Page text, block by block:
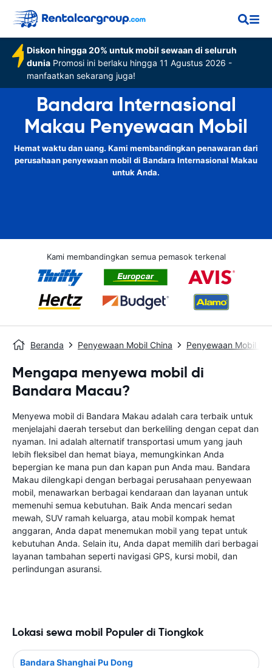
Diskon hingga 20% untuk mobil sewaan di seluruh
dunia Promosi ini berlaku hingga 11 Agustus 2026 -
manfaatkan sekarang juga!
Bandara Internasional
Makau Penyewaan Mobil
Hemat waktu dan uang. Kami membandingkan penawaran dari
perusahaan penyewaan mobil di Bandara Internasional Makau
untuk Anda.
Kami membandingkan semua pemasok terkenal
Beranda Penyewaan Mobil China Penyewaan Mobil
Mengapa menyewa mobil di
Bandara Macau?
Menyewa mobil di Bandara Makau adalah cara terbaik untuk
menjelajahi daerah tersebut dan berkeliling dengan cepat dan
nyaman. Ini adalah alternatif transportasi umum yang jauh
lebih fleksibel dan hemat biaya, memungkinkan Anda
bepergian ke mana pun dan kapan pun Anda mau. Bandara
Makau dilengkapi dengan berbagai perusahaan penyewaan
mobil, menawarkan berbagai kendaraan dan layanan untuk
memenuhi semua kebutuhan. Baik Anda mencari sedan
mewah, SUV ramah keluarga, atau mobil kompak hemat
anggaran, Anda dapat menemukan mobil yang tepat untuk
kebutuhan Anda. Selain itu, Anda dapat memilih dari berbagai
layanan tambahan seperti navigasi GPS, kursi mobil, dan
perlindungan asuransi.
Lokasi sewa mobil Populer di Tiongkok
Bandara Shanghai Pu Dong